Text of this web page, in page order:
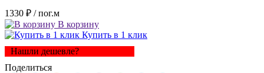
1330 ₽ / пог.м
В корзину
Купить в 1 клик
Нашли дешевле?
Поделиться